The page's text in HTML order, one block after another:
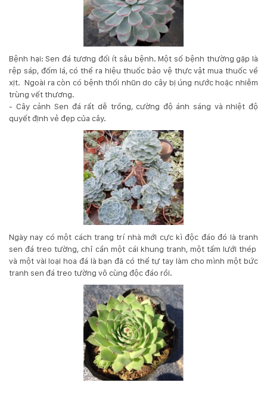
Bệnh hại: Sen đá tương đối ít sâu bệnh. Một số bệnh thường gặp là
rệp sáp, đốm lá, có thể ra hiệu thuốc bảo vệ thực vật mua thuốc về
xịt. Ngoài ra còn có bệnh thối nhũn do cây bị úng nước hoặc nhiễm
trùng vết thương.
- Cây cảnh Sen đá rất dễ trồng, cường độ ánh sáng và nhiệt độ
quyết định vẻ đẹp của cây.
Ngày nay có một cách trang trí nhà mới cực kì độc đáo đó là tranh
sen đá treo tường, chỉ cần một cái khung tranh, một tấm lưới thép
và một vài loại hoa đá là bạn đã có thể tự tay làm cho mình một bức
tranh sen đá treo tường vô cùng độc đáo rồi.